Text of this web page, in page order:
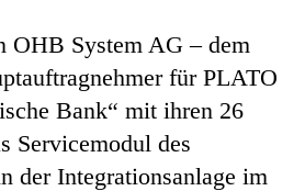
OHB System AG – dem
für PLATO
Bank“ mit ihren 26
Servicemodul des
der Integrationsanlage im